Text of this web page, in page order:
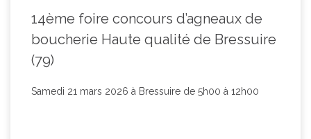
14ème foire concours d’agneaux de
boucherie Haute qualité de Bressuire
(79)
Samedi 21 mars 2026 à Bressuire de 5h00 à 12h00